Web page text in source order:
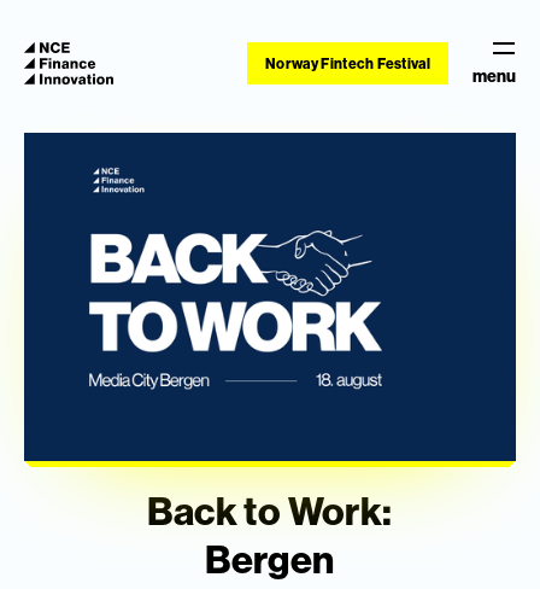
Norway Fintech Festival
menu
Back to Work:
Bergen